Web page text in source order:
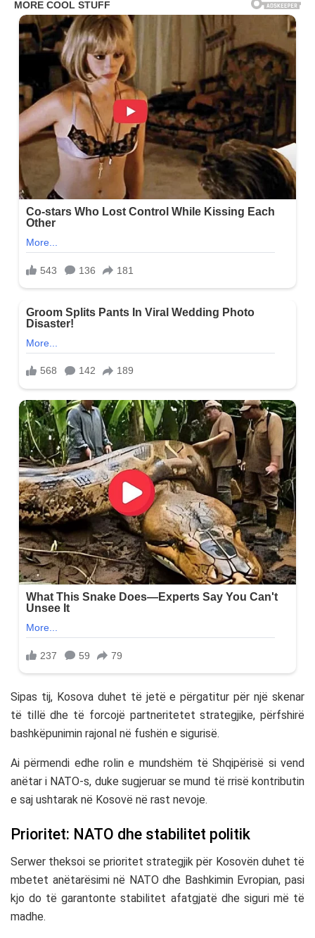
Sipas tij, Kosova duhet të jetë e përgatitur për një skenar
të tillë dhe të forcojë partneritetet strategjike, përfshirë
bashkëpunimin rajonal në fushën e sigurisë.
Ai përmendi edhe rolin e mundshëm të Shqipërisë si vend
anëtar i NATO-s, duke sugjeruar se mund të rrisë kontributin
e saj ushtarak në Kosovë në rast nevoje.
Prioritet: NATO dhe stabilitet politik
Serwer theksoi se prioritet strategjik për Kosovën duhet të
mbetet anëtarësimi në NATO dhe Bashkimin Evropian, pasi
kjo do të garantonte stabilitet afatgjatë dhe siguri më të
madhe.